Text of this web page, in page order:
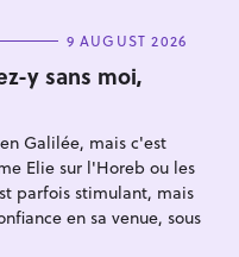
9 AUGUST 2026
y sans moi,
Galilée, mais c'est
Elie sur l'Horeb ou les
parfois stimulant, mais
en sa venue, sous